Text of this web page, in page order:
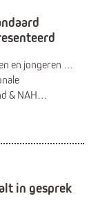
en jongeren …
& NAH…
in gesprek